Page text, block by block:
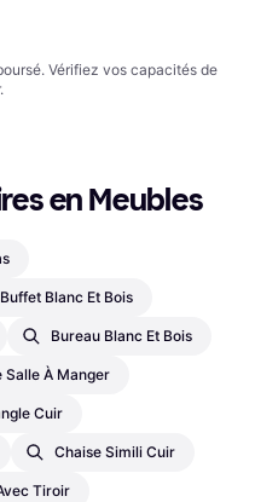
Vérifiez vos capacités de
en Meubles
Buffet Blanc Et Bois
Bureau Blanc Et Bois
Salle À Manger
Cuir
Chaise Simili Cuir
Tiroir